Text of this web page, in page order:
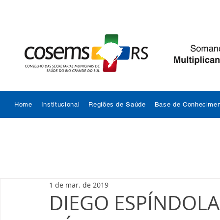
Home Institucional Regiões de Saúde Base de
DIEGO
1 de mar. de 2019